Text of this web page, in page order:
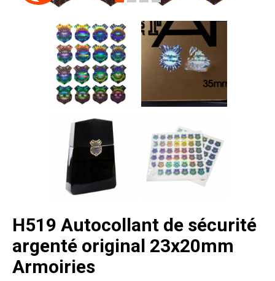
H519 Autocollant de sécurité
argenté original 23x20mm
Armoiries